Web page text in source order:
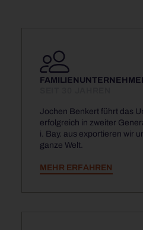
Jochen Benkert führt das
erfolgreich in zweiter
i. Bay. aus exportieren wir
ganze Welt.
MEHR ERFAHREN